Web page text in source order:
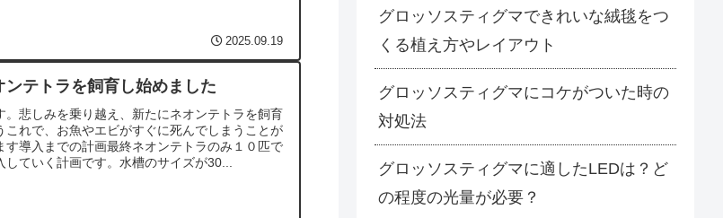
2025.09.19
ンテトラを飼育し始めました
。悲しみを乗り越え、新たにネオンテトラを飼育
これで、お魚やエビがすぐに死んでしまうことが
す導入までの計画最終ネオンテトラのみ１０匹で
ていく計画です。水槽のサイズが30...
グロッソスティグマできれいな絨毯をつ
くる植え方やレイアウト
グロッソスティグマにコケがついた時の
対処法
グロッソスティグマに適したLEDは？ど
の程度の光量が必要？